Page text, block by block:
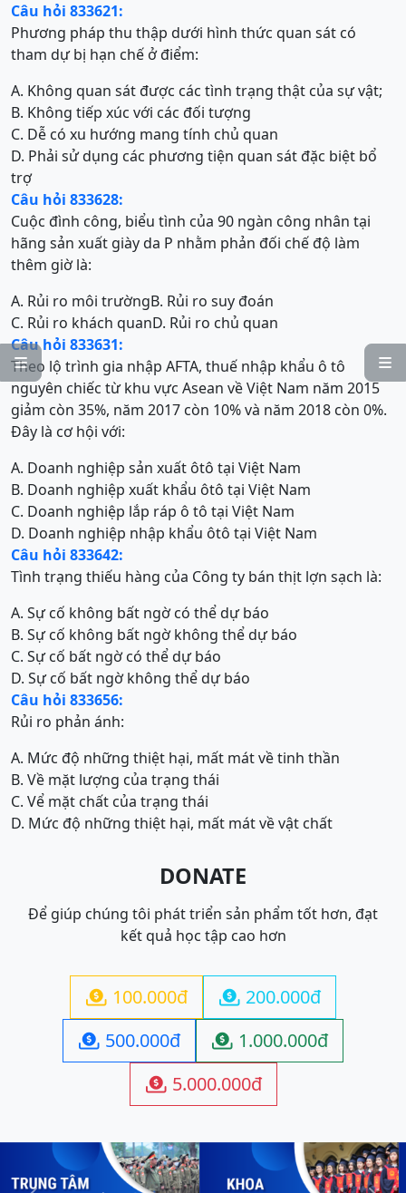


Câu hỏi 833621:
Phương pháp thu thập dưới hình thức quan sát có
tham dự bị hạn chế ở điểm:
A. Không quan sát được các tình trạng thật của sự vật;
B. Không tiếp xúc với các đối tượng
C. Dễ có xu hướng mang tính chủ quan
D. Phải sử dụng các phương tiện quan sát đặc biệt bổ
trợ
Câu hỏi 833628:
Cuộc đình công, biểu tình của 90 ngàn công nhân tại
hãng sản xuất giày da P nhằm phản đối chế độ làm
thêm giờ là:
A. Rủi ro môi trườngB. Rủi ro suy đoán
C. Rủi ro khách quanD. Rủi ro chủ quan
Câu hỏi 833631:
Theo lộ trình gia nhập AFTA, thuế nhập khẩu ô tô
nguyên chiếc từ khu vực Asean về Việt Nam năm 2015
giảm còn 35%, năm 2017 còn 10% và năm 2018 còn 0%.
Đây là cơ hội với:
A. Doanh nghiệp sản xuất ôtô tại Việt Nam
B. Doanh nghiệp xuất khẩu ôtô tại Việt Nam
C. Doanh nghiệp lắp ráp ô tô tại Việt Nam
D. Doanh nghiệp nhập khẩu ôtô tại Việt Nam
Câu hỏi 833642:
Tình trạng thiếu hàng của Công ty bán thịt lợn sạch là:
A. Sự cố không bất ngờ có thể dự báo
B. Sự cố không bất ngờ không thể dự báo
C. Sự cố bất ngờ có thể dự báo
D. Sự cố bất ngờ không thể dự báo
Câu hỏi 833656:
Rủi ro phản ánh:
A. Mức độ những thiệt hại, mất mát về tinh thần
B. Về mặt lượng của trạng thái
C. Vể mặt chất của trạng thái
D. Mức độ những thiệt hại, mất mát về vật chất
DONATE
Để giúp chúng tôi phát triển sản phẩm tốt hơn, đạt
kết quả học tập cao hơn
 100.000đ  200.000đ
 500.000đ  1.000.000đ
 5.000.000đ